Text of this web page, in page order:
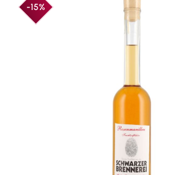
-15%